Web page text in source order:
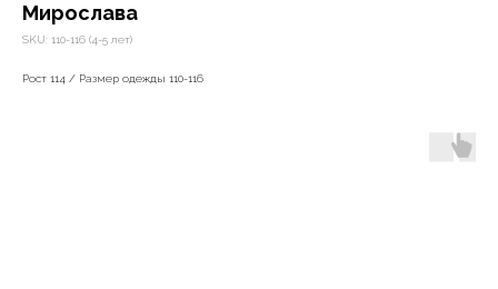
Мирослава
SKU: 110-116 (4-5 лет)
Рост 114 / Размер одежды 110-116